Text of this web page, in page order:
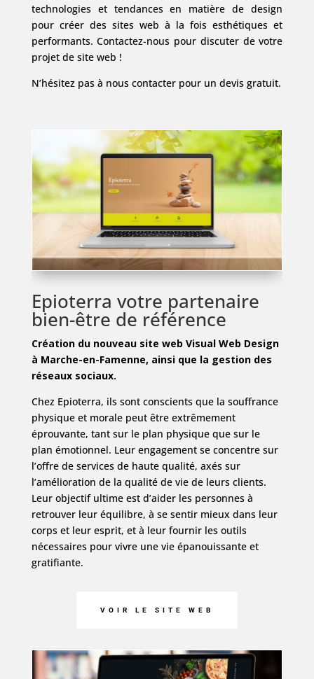
technologies et tendances en matière de design
pour créer des sites web à la fois esthétiques et
performants. Contactez-nous pour discuter de votre
projet de site web !
N’hésitez pas à nous contacter pour un devis gratuit.
Epioterra votre partenaire
bien-être de référence
Création du nouveau site web Visual Web Design
à Marche-en-Famenne, ainsi que la gestion des
réseaux sociaux.
Chez Epioterra, ils sont conscients que la souffrance
physique et morale peut être extrêmement
éprouvante, tant sur le plan physique que sur le
plan émotionnel. Leur engagement se concentre sur
l’offre de services de haute qualité, axés sur
l’amélioration de la qualité de vie de leurs clients.
Leur objectif ultime est d’aider les personnes à
retrouver leur équilibre, à se sentir mieux dans leur
corps et leur esprit, et à leur fournir les outils
nécessaires pour vivre une vie épanouissante et
gratifiante.
VOIR LE SITE WEB